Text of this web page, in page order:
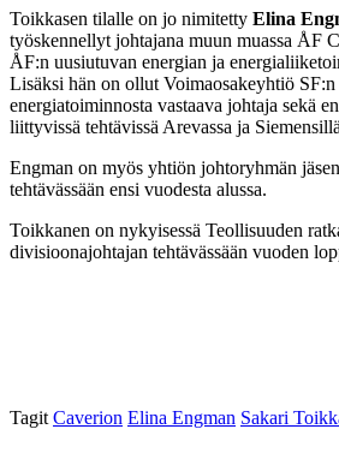
Toikkasen tilalle on jo nimitetty Elina
työskennellyt johtajana muun muassa ÅF
ÅF:n uusiutuvan energian ja
Lisäksi hän on ollut Voimaosakeyhtiö
energiatoiminnosta vastaava johtaja sekä
liittyvissä tehtävissä Arevassa ja
Engman on myös yhtiön johtoryhmän
tehtävässään ensi vuodesta alussa.
Toikkanen on nykyisessä Teollisuuden
divisioonajohtajan tehtävässään vuoden
Tagit Caverion Elina Engman Sakari